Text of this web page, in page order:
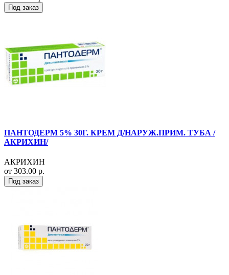
Под заказ
ПАНТОДЕРМ 5% 30Г. КРЕМ Д/НАРУЖ.ПРИМ. ТУБА /
АКРИХИН/
АКРИХИН
от 303.00 р.
Под заказ